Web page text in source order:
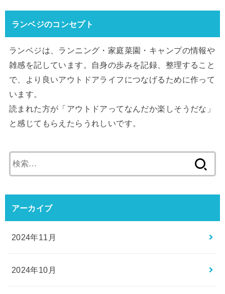
ランベジのコンセプト
ランベジは、ランニング・家庭菜園・キャンプの情報や
雑感を記しています。自身の歩みを記録、整理すること
で、より良いアウトドアライフにつなげるために作って
います。
読まれた方が「アウトドアってなんだか楽しそうだな」
と感じてもらえたらうれしいです。
索:
アーカイブ
2024年11月
2024年10月